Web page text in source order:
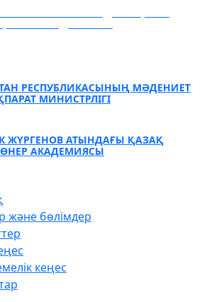
РЕСПУБЛИКАСЫНЫҢ МӘДЕНИЕТ
МИНИСТРЛІГІ
ЖҮРГЕНОВ АТЫНДАҒЫ ҚАЗАҚ
АКАДЕМИЯСЫ
және бөлімдер
кеңес